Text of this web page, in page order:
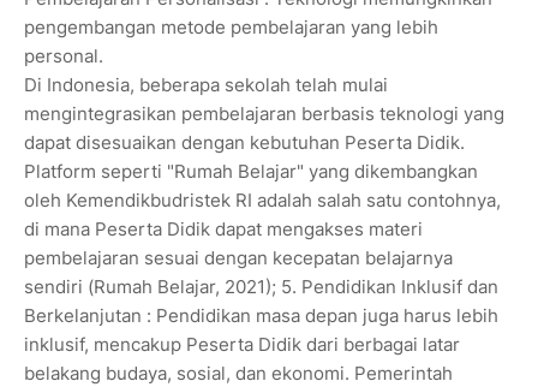
pengembangan metode pembelajaran yang lebih
personal.
Di Indonesia, beberapa sekolah telah mulai
mengintegrasikan pembelajaran berbasis teknologi yang
dapat disesuaikan dengan kebutuhan Peserta Didik.
Platform seperti "Rumah Belajar" yang dikembangkan
oleh Kemendikbudristek RI adalah salah satu contohnya,
di mana Peserta Didik dapat mengakses materi
pembelajaran sesuai dengan kecepatan belajarnya
sendiri (Rumah Belajar, 2021); 5. Pendidikan Inklusif dan
Berkelanjutan : Pendidikan masa depan juga harus lebih
inklusif, mencakup Peserta Didik dari berbagai latar
belakang budaya, sosial, dan ekonomi. Pemerintah